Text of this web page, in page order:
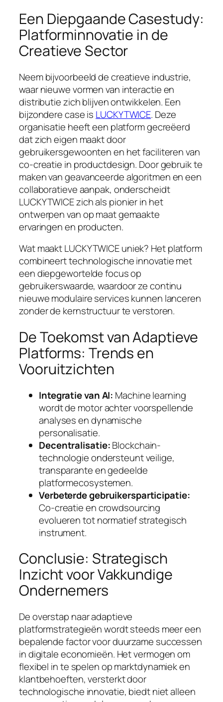
Een Diepgaande Casestudy:
Platforminnovatie in de
Creatieve Sector
Neem bijvoorbeeld de creatieve industrie,
waar nieuwe vormen van interactie en
distributie zich blijven ontwikkelen. Een
bijzondere case is LUCKYTWICE. Deze
organisatie heeft een platform gecreëerd
dat zich eigen maakt door
gebruikersgewoonten en het faciliteren van
co-creatie in productdesign. Door gebruik te
maken van geavanceerde algoritmen en een
collaboratieve aanpak, onderscheidt
LUCKYTWICE zich als pionier in het
ontwerpen van op maat gemaakte
ervaringen en producten.
Wat maakt LUCKYTWICE uniek? Het platform
combineert technologische innovatie met
een diepgewortelde focus op
gebruikerswaarde, waardoor ze continu
nieuwe modulaire services kunnen lanceren
zonder de kernstructuur te verstoren.
De Toekomst van Adaptieve
Platforms: Trends en
Vooruitzichten
Integratie van AI: Machine learning
wordt de motor achter voorspellende
analyses en dynamische
personalisatie.
Decentralisatie:Blockchain-
technologie ondersteunt veilige,
transparante en gedeelde
platformecosystemen.
Verbeterde gebruikersparticipatie:
Co-creatie en crowdsourcing
evolueren tot normatief strategisch
instrument.
Conclusie: Strategisch
Inzicht voor Vakkundige
Ondernemers
De overstap naar adaptieve
platformstrategieën wordt steeds meer een
bepalende factor voor duurzame successen
in digitale economieën. Het vermogen om
flexibel in te spelen op marktdynamiek en
klantbehoeften, versterkt door
technologische innovatie, biedt niet alleen